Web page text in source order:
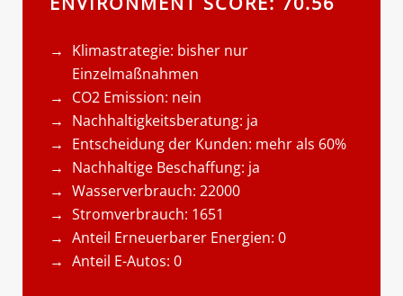
Klimastrategie: bisher nur
Einzelmaßnahmen
CO2 Emission: nein
Nachhaltigkeitsberatung: ja
Entscheidung der Kunden: mehr als 60%
Nachhaltige Beschaffung: ja
Wasserverbrauch: 22000
Stromverbrauch: 1651
Anteil Erneuerbarer Energien: 0
Anteil E-Autos: 0